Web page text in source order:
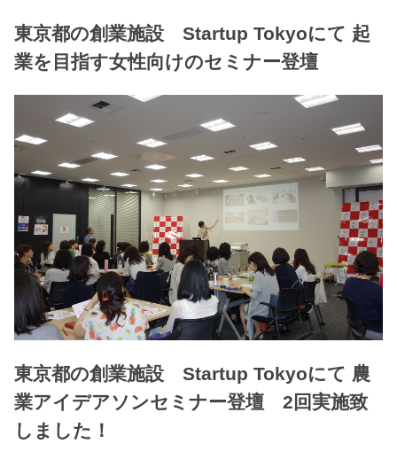
東京都の創業施設 Startup Tokyoにて 起
業を目指す女性向けのセミナー登壇
東京都の創業施設 Startup Tokyoにて 農
業アイデアソンセミナー登壇 2回実施致
しました！